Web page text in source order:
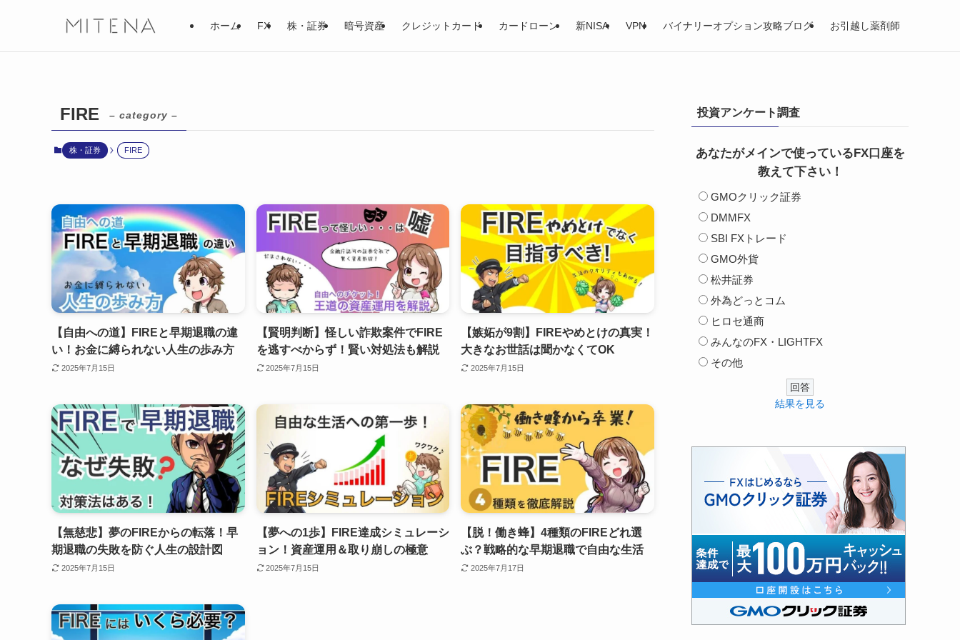
ホーム FX 株・証券 暗号資産 クレジットカード カードローン 新NISA VPN バイナリーオプション攻略ブログ お引越し薬剤師
FIRE – category –
株・証券 FIRE
【自由への道】FIREと早期退職の違
い！お金に縛られない人生の歩み方
2025年7月15日
【賢明判断】怪しい詐欺案件でFIRE
を逃すべからず！賢い対処法も解説
2025年7月15日
【嫉妬が9割】FIREやめとけの真実！
大きなお世話は聞かなくてOK
2025年7月15日
【無慈悲】夢のFIREからの転落！早
期退職の失敗を防ぐ人生の設計図
2025年7月15日
【夢への1歩】FIRE達成シミュレーシ
ョン！資産運用＆取り崩しの極意
2025年7月15日
【脱！働き蜂】4種類のFIREどれ選
ぶ？戦略的な早期退職で自由な生活
2025年7月17日
投資アンケート調査
あなたがメインで使っているFX口座を
教えて下さい！
GMOクリック証券
DMMFX
SBI FXトレード
GMO外貨
松井証券
外為どっとコム
ヒロセ通商
みんなのFX・LIGHTFX
その他
結果を見る